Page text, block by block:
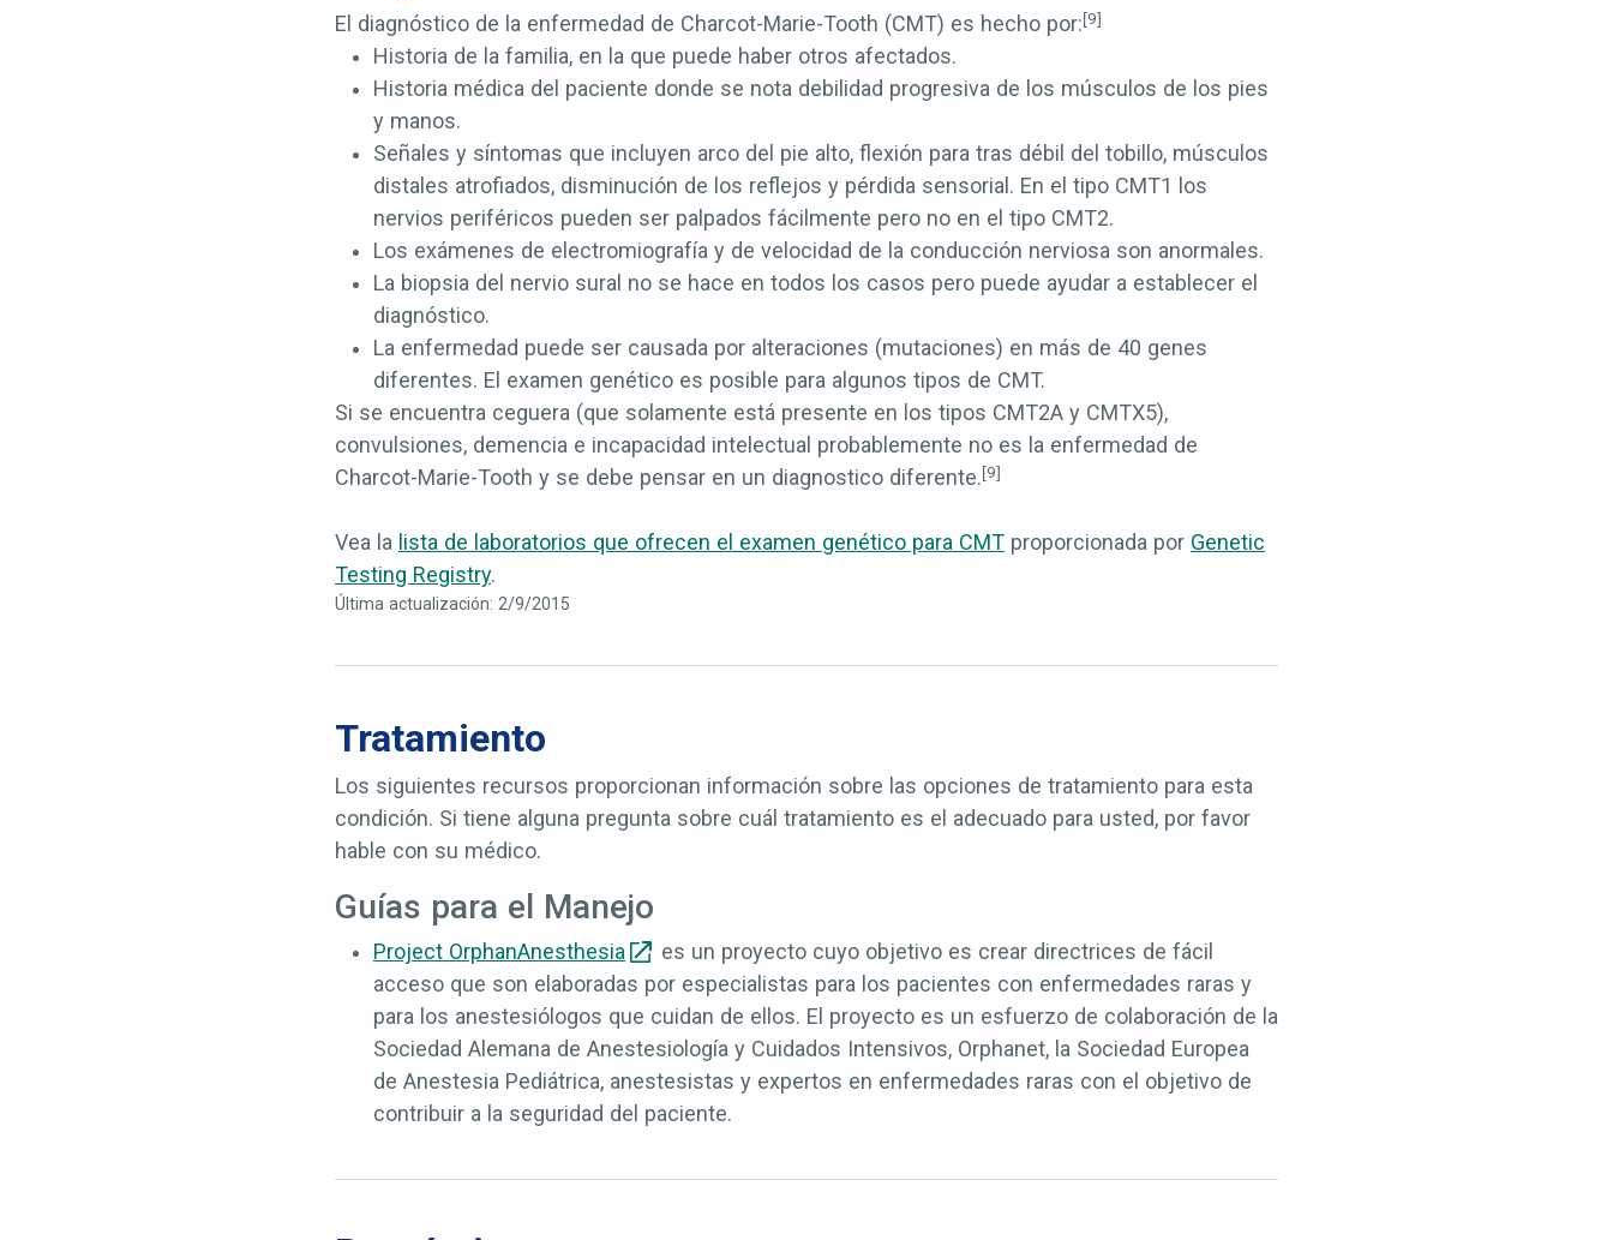
El diagnóstico de la enfermedad de Charcot-Marie-Tooth (CMT) es hecho por:[9]
Historia de la familia, en la que puede haber otros afectados.
Historia médica del paciente donde se nota debilidad progresiva de los músculos de los pies
y manos.
Señales y síntomas que incluyen arco del pie alto, flexión para tras débil del tobillo, músculos
distales atrofiados, disminución de los reflejos y pérdida sensorial. En el tipo CMT1 los
nervios periféricos pueden ser palpados fácilmente pero no en el tipo CMT2.
Los exámenes de electromiografía y de velocidad de la conducción nerviosa son anormales.
La biopsia del nervio sural no se hace en todos los casos pero puede ayudar a establecer el
diagnóstico.
La enfermedad puede ser causada por alteraciones (mutaciones) en más de 40 genes
diferentes. El examen genético es posible para algunos tipos de CMT.
Si se encuentra ceguera (que solamente está presente en los tipos CMT2A y CMTX5),
convulsiones, demencia e incapacidad intelectual probablemente no es la enfermedad de
Charcot-Marie-Tooth y se debe pensar en un diagnostico diferente.[9]
Vea la lista de laboratorios que ofrecen el examen genético para CMT proporcionada por Genetic
Testing Registry.
Última actualización: 2/9/2015
Tratamiento
Los siguientes recursos proporcionan información sobre las opciones de tratamiento para esta
condición. Si tiene alguna pregunta sobre cuál tratamiento es el adecuado para usted, por favor
hable con su médico.
Guías para el Manejo
Project OrphanAnesthesia
es un proyecto cuyo objetivo es crear directrices de fácil
acceso que son elaboradas por especialistas para los pacientes con enfermedades raras y
para los anestesiólogos que cuidan de ellos. El proyecto es un esfuerzo de colaboración de la
Sociedad Alemana de Anestesiología y Cuidados Intensivos, Orphanet, la Sociedad Europea
de Anestesia Pediátrica, anestesistas y expertos en enfermedades raras con el objetivo de
contribuir a la seguridad del paciente.